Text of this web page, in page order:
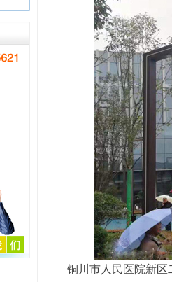
铜川市人民医院新区